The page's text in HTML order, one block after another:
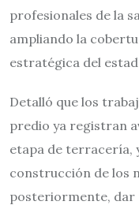
profesionales de la
ampliando la
estratégica del
Detalló que los
predio ya registran
etapa de terracería,
construcción de los
posteriormente, dar